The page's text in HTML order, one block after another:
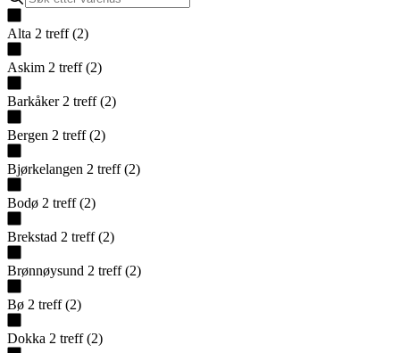
Alta 2 treff (2)
Askim 2 treff (2)
Barkåker 2 treff (2)
Bergen 2 treff (2)
Bjørkelangen 2 treff (2)
Bodø 2 treff (2)
Brekstad 2 treff (2)
Brønnøysund 2 treff (2)
Bø 2 treff (2)
Dokka 2 treff (2)